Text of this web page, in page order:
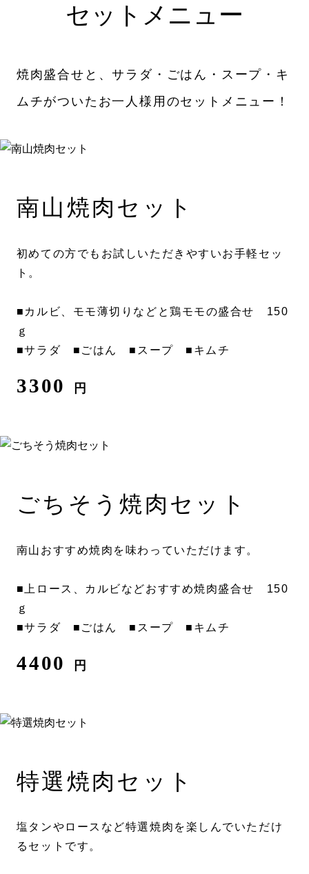
セットメニュー
焼肉盛合せと、サラダ・ごはん・スープ・キ
ムチがついたお一人様用のセットメニュー！
南山焼肉セット
初めての方でもお試しいただきやすいお手軽セッ
ト。
■カルビ、モモ薄切りなどと鶏モモの盛合せ 150
ｇ
■サラダ ■ごはん ■スープ ■キムチ
3300 円
ごちそう焼肉セット
南山おすすめ焼肉を味わっていただけます。
■上ロース、カルビなどおすすめ焼肉盛合せ 150
ｇ
■サラダ ■ごはん ■スープ ■キムチ
4400 円
特選焼肉セット
塩タンやロースなど特選焼肉を楽しんでいただけ
るセットです。